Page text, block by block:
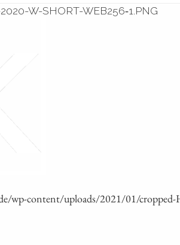
W-SHORT-WEB256‑1.PNG
wp-content/uploads/2021/01/